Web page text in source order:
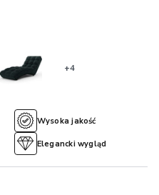
Wysoka jakość
Elegancki wygląd
+4